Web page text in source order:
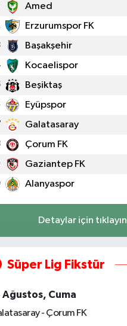
Amed
Erzurumspor FK
Başakşehir
Kocaelispor
Beşiktaş
Eyüpspor
Galatasaray
Çorum FK
Gaziantep FK
Alanyaspor
Detaylar için tıklayın
Süper Lig Fikstür
Ağustos, Cuma
- Çorum FK